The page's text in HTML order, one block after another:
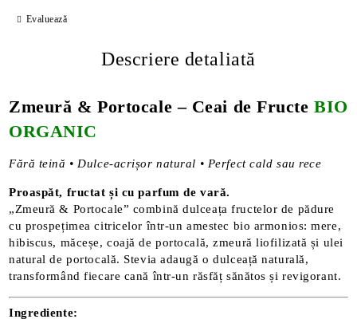
Evaluează
Descriere detaliată
Zmeură & Portocale – Ceai de FructeBIO
ORGANIC
Fără teină • Dulce-acrișor natural • Perfect cald sau rece
Proaspăt, fructat și cu parfum de vară.
„Zmeură & Portocale” combină dulceața fructelor de pădure
cu prospețimea citricelor într-un amestec bio armonios: mere,
hibiscus, măceșe, coajă de portocală, zmeură liofilizată și ulei
natural de portocală. Stevia adaugă o dulceață naturală,
transformând fiecare cană într-un răsfăț sănătos și revigorant.
Ingrediente: